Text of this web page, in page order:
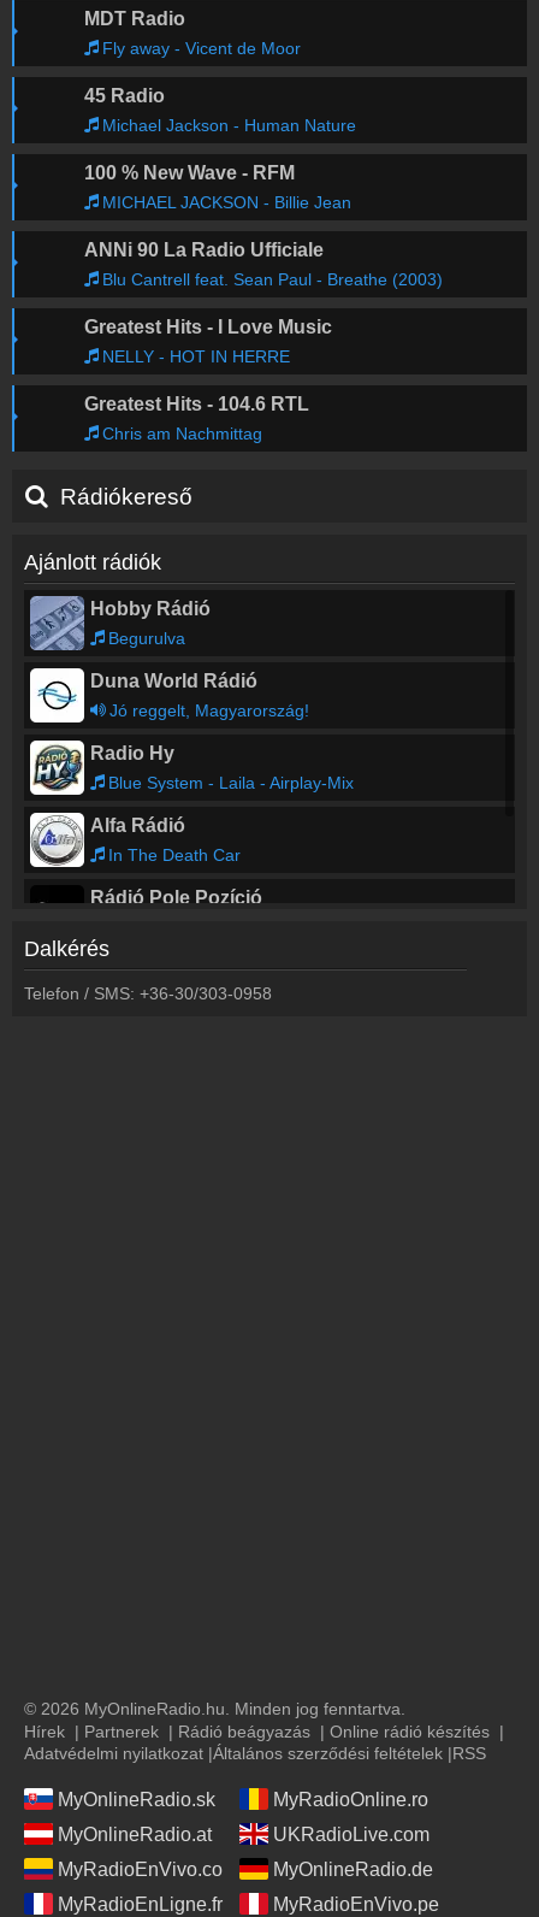
MDT Radio
Fly away - Vicent de Moor
45 Radio
Michael Jackson - Human Nature
100 % New Wave - RFM
MICHAEL JACKSON - Billie Jean
ANNi 90 La Radio Ufficiale
Blu Cantrell feat. Sean Paul - Breathe (2003)
Greatest Hits - I Love Music
NELLY - HOT IN HERRE
Greatest Hits - 104.6 RTL
Chris am Nachmittag
Rádiókereső
Ajánlott rádiók
Hobby Rádió
Begurulva
Duna World Rádió
Jó reggelt, Magyarország!
Radio Hy
Blue System - Laila - Airplay-Mix
Alfa Rádió
In The Death Car
Rádió Pole Pozíció
Rábaköz Rádió
Claudia Balla feat. Mane - Miracle
Dalkérés
Telefon / SMS: +36-30/303-0958
© 2026 MyOnlineRadio.hu. Minden jog fenntartva.
Hírek | Partnerek | Rádió beágyazás | Online rádió készítés |
Adatvédelmi nyilatkozat |Általános szerződési feltételek |RSS
MyOnlineRadio.sk
MyRadioOnline.ro
MyOnlineRadio.at
UKRadioLive.com
MyRadioEnVivo.co
MyOnlineRadio.de
MyRadioEnLigne.fr
MyRadioEnVivo.pe